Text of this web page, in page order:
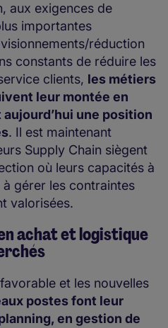
aux exigences de
importantes
réduction
constants de réduire les
clients, les métiers
leur montée en
une position
. Il est maintenant
Supply Chain siègent
où leurs capacités à
gérer les contraintes
valorisées.
achat et logistique
et les nouvelles
postes font leur
en gestion de